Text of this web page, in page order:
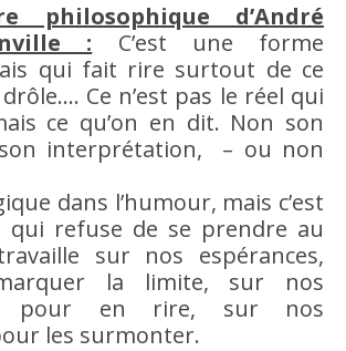
philosophique d’André
: C’est une forme
qui fait rire surtout de ce
Ce n’est pas le réel qui
ce qu’on en dit. Non son
interprétation, – ou non
dans l’humour, mais c’est
qui refuse de se prendre au
sur nos espérances,
la limite, sur nos
pour en rire, sur nos
les surmonter.